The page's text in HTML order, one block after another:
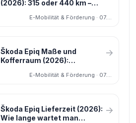
(2026): 315 oder 440 km –
Škoda Epiq Maße und
Kofferraum (2026):
→
E-Mobilität & Förderung · 07.03.2026
Škoda Epiq Lieferzeit (2026):
Wie lange wartet man
→